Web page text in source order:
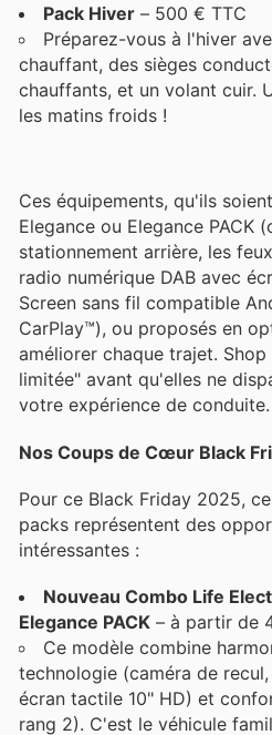
Pack Hiver – 500 € TTC
Préparez-vous à l'hiver
chauffant, des sièges
chauffants, et un volant cuir.
les matins froids !
Ces équipements, qu'ils
Elegance ou Elegance PACK
stationnement arrière, les
radio numérique DAB avec
Screen sans fil compatible
CarPlay™), ou proposés en
améliorer chaque trajet.
limitée" avant qu'elles ne
votre expérience de conduite.
Nos Coups de Cœur Black
Pour ce Black Friday 2025,
packs représentent des
intéressantes :
Nouveau Combo Life
Elegance PACK – à partir de
Ce modèle combine
technologie (caméra de
écran tactile 10" HD) et
rang 2). C'est le véhicule